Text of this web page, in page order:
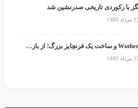
با رکوردی تاریخی صدرنشین شد
Wuthering Waves و ساخت یک فرنچایز بزرگ؛ از بازی تا انیمه